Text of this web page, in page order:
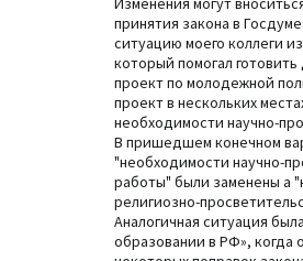
принятия закона в
ситуацию моего коллеги
который помогал
проект по молодежной
проект в нескольких
необходимости научно-
В пришедшем конечном
"необходимости научно-
работы" были заменены а
религиозно-
Аналогичная ситуация
образовании в РФ», когда